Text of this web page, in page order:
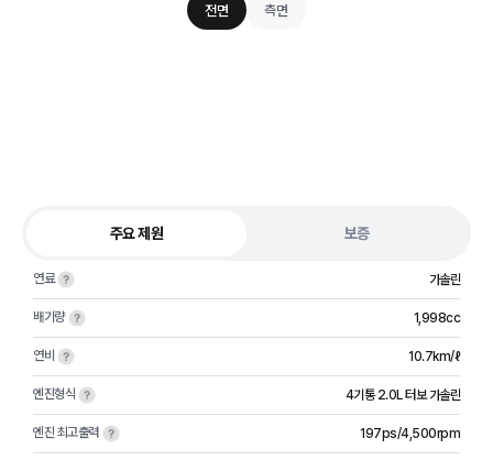
전면 측면
주요 제원 보증
연료 가솔린
배기량 1,998cc
연비 10.7km/ℓ
엔진형식 4기통 2.0L 터보 가솔린
엔진 최고출력 197ps/4,500rpm